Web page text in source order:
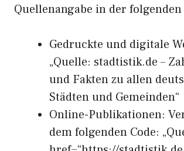
Quellenangabe in der
Gedruckte und digitale
„Quelle: stadtistik.de –
und Fakten zu allen
Städten und Gemeinden“
Online-Publikationen:
dem folgenden Code: